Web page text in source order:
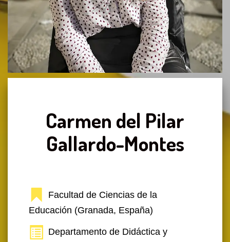
Carmen del Pilar
Gallardo-Montes
Facultad de Ciencias de la
Educación (Granada, España)
Departamento de Didáctica y